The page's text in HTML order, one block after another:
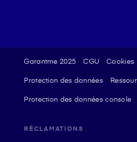
Garantme 2025 CGU Cookies
Protection des données
Protection des données console
RÉCLAMATIONS